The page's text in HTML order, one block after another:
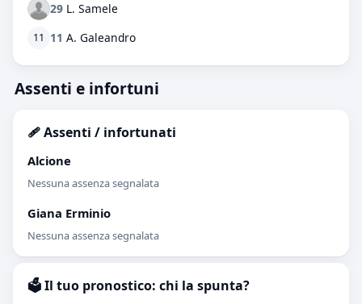
29 L. Samele
11 11 A. Galeandro
Assenti e infortuni
🩹 Assenti / infortunati
Alcione
Nessuna assenza segnalata
Giana Erminio
Nessuna assenza segnalata
🗳️ Il tuo pronostico: chi la spunta?